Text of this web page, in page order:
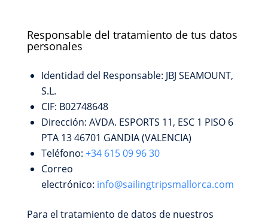
Responsable del tratamiento de tus datos
personales
Identidad del Responsable: JBJ SEAMOUNT,
S.L.
CIF: B02748648
Dirección: AVDA. ESPORTS 11, ESC 1 PISO 6
PTA 13 46701 GANDIA (VALENCIA)
Teléfono: +34 615 09 96 30
Correo
electrónico: info@sailingtripsmallorca.com
Para el tratamiento de datos de nuestros